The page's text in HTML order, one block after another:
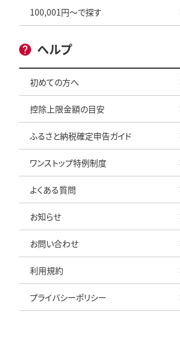
100,001円～で探す
ヘルプ
初めての方へ
控除上限金額の目安
ふるさと納税確定申告ガイド
ワンストップ特例制度
よくある質問
お知らせ
お問い合わせ
利用規約
プライバシーポリシー